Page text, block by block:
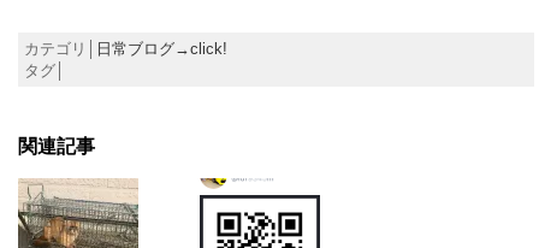
カテゴリ│
日常ブログ→click!
タグ│
関連記事